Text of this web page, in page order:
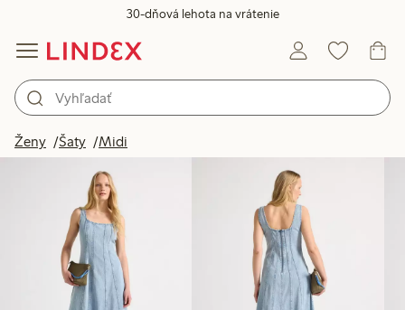
30-dňová lehota na vrátenie
Ženy Šaty Midi